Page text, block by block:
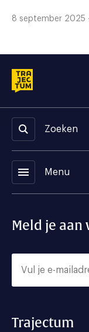
8 september 2025
Zoeken
menu Menu
Meld je
Trajectum